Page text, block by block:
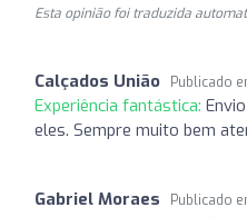
Esta opinião foi traduzida
Calçados União Publicado
Experiência fantástica:
eles. Sempre muito bem
Gabriel Moraes Publicado